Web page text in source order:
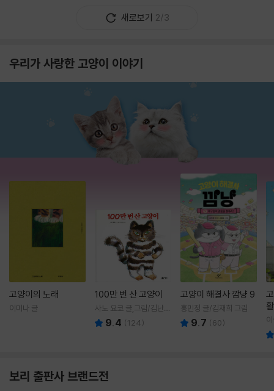
새로보기 2/3
우리가 사랑한 고양이 이야기
고양이의 노래
이미나 글
100만 번 산 고양이
사노 요코 글,그림/김난주
역 9.4 (124)
고양이 해결사 깜냥 9
홍민정 글/김재희 그림
9.7 (60)
보리 출판사 브랜드전